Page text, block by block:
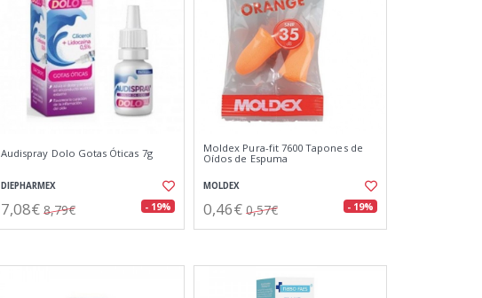
Audispray Dolo Gotas Óticas 7g
DIEPHARMEX
7,08€ 8,79€ - 19%
Moldex Pura-fit 7600 Tapones de
Oídos de Espuma
MOLDEX
0,46€ 0,57€ - 19%